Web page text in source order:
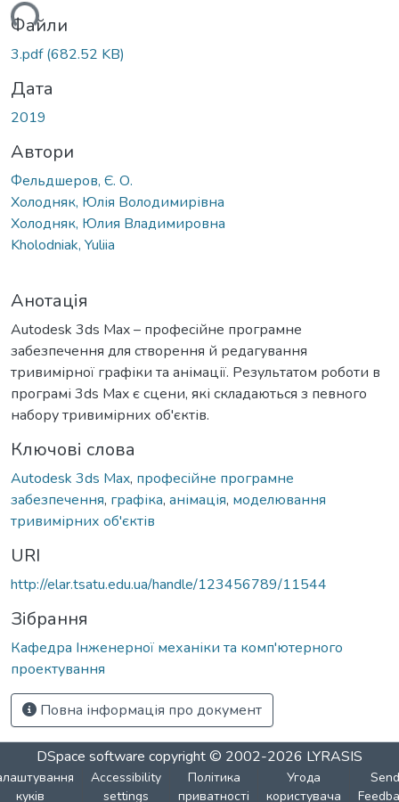
Файли
3.pdf(682.52 KB)
Дата
2019
Автори
Фельдшеров, Є. О.
Холодняк, Юлія Володимирівна
Холодняк, Юлия Владимировна
Kholodniak, Yuliia
Анотація
Autodesk 3ds Max – професійне програмне
забезпечення для створення й редагування
тривимірної графіки та анімації. Результатом роботи в
програмі 3ds Max є сцени, які складаються з певного
набору тривимірних об'єктів.
Ключові слова
Autodesk 3ds Max, професійне програмне
забезпечення, графіка, анімація, моделювання
тривимірних об'єктів
URI
http://elar.tsatu.edu.ua/handle/123456789/11544
Зібрання
Кафедра Інженерної механіки та комп'ютерного
проектування
Повна інформація про документ
DSpace software copyright © 2002-2026 LYRASIS
куків
Accessibility
settings
Політика
приватності
Угода
користувача
Send